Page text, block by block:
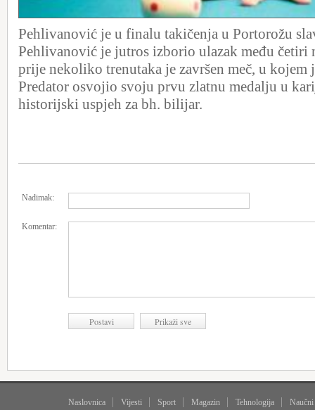
Pehlivanović je u finalu takičenja u Portorožu
Pehlivanović je jutros izborio ulazak među četiri
prije nekoliko trenutaka je završen meč, u kojem
Predator osvojio svoju prvu zlatnu medalju u
historijski uspjeh za bh. bilijar.
Nadimak:
Komentar:
Naslovnica Vijesti Sport Magazin Tehnologija